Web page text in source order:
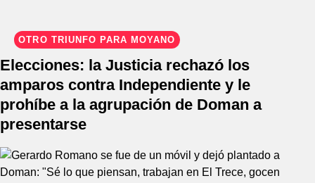
OTRO TRIUNFO PARA MOYANO
Elecciones: la Justicia rechazó los
amparos contra Independiente y le
prohíbe a la agrupación de Doman a
presentarse